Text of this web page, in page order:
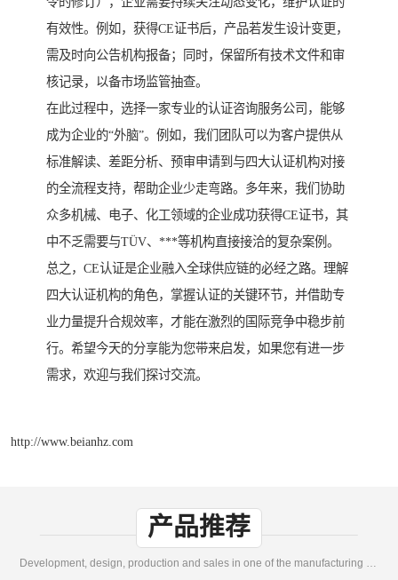
有效性。例如，获得CE证书后，产品若发生设计变更，
需及时向公告机构报备；同时，保留所有技术文件和审
核记录，以备市场监管抽查。
在此过程中，选择一家专业的认证咨询服务公司，能够
成为企业的“外脑”。例如，我们团队可以为客户提供从
标准解读、差距分析、预审申请到与四大认证机构对接
的全流程支持，帮助企业少走弯路。多年来，我们协助
众多机械、电子、化工领域的企业成功获得CE证书，其
中不乏需要与TÜV、***等机构直接接洽的复杂案例。
总之，CE认证是企业融入全球供应链的必经之路。理解
四大认证机构的角色，掌握认证的关键环节，并借助专
业力量提升合规效率，才能在激烈的国际竞争中稳步前
行。希望今天的分享能为您带来启发，如果您有进一步
需求，欢迎与我们探讨交流。
http://www.beianhz.com
产品推荐